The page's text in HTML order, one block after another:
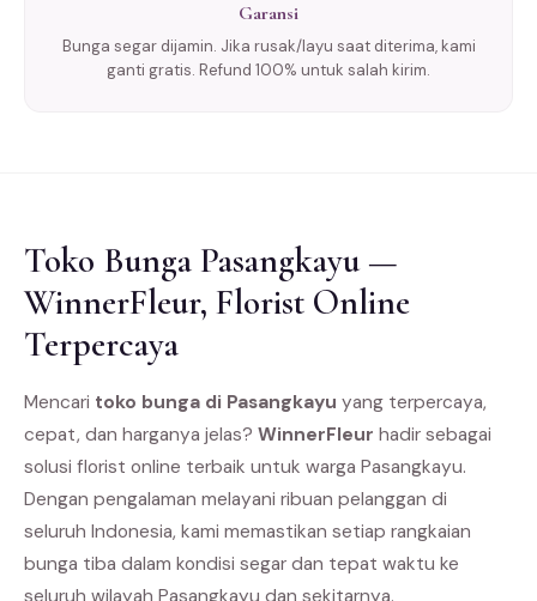
Garansi
Bunga segar dijamin. Jika rusak/layu saat diterima, kami
ganti gratis. Refund 100% untuk salah kirim.
Toko Bunga Pasangkayu —
WinnerFleur, Florist Online
Terpercaya
Mencari toko bunga di Pasangkayu yang terpercaya,
cepat, dan harganya jelas? WinnerFleur hadir sebagai
solusi florist online terbaik untuk warga Pasangkayu.
Dengan pengalaman melayani ribuan pelanggan di
seluruh Indonesia, kami memastikan setiap rangkaian
bunga tiba dalam kondisi segar dan tepat waktu ke
seluruh wilayah Pasangkayu dan sekitarnya.